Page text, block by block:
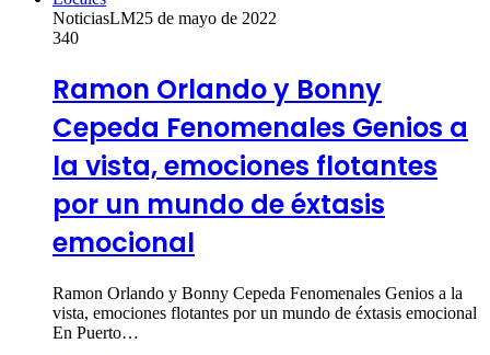
NoticiasLM25 de mayo de 2022
340
Ramon Orlando y Bonny
Cepeda Fenomenales Genios a
la vista, emociones flotantes
por un mundo de éxtasis
emocional
Ramon Orlando y Bonny Cepeda Fenomenales Genios a la
vista, emociones flotantes por un mundo de éxtasis emocional
En Puerto…